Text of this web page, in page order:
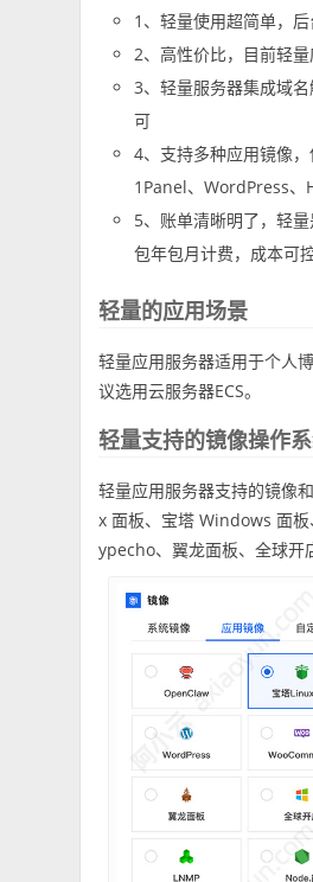
1、轻量使用超简单，
2、高性价比，目前轻
3、轻量服务器集成域
可
4、支持多种应用镜像
1Panel、WordPress、
5、账单清晰明了，轻
包年包月计费，成本可
轻量的应用场景
轻量应用服务器适用于个人
议选用云服务器ECS。
轻量支持的镜像操作
轻量应用服务器支持的镜像
x 面板、宝塔 Windows 面
ypecho、翼龙面板、全球开